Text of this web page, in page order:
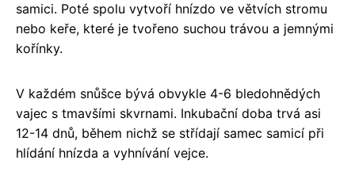
samici. Poté spolu vytvoří hnízdo ve větvích stromu
nebo keře, které je tvořeno suchou trávou a jemnými
kořínky.
V každém snůšce bývá obvykle 4-6 bledohnědých
vajec s tmavšími skvrnami. Inkubační doba trvá asi
12-14 dnů, během nichž se střídají samec samicí při
hlídání hnízda a vyhnívání vejce.